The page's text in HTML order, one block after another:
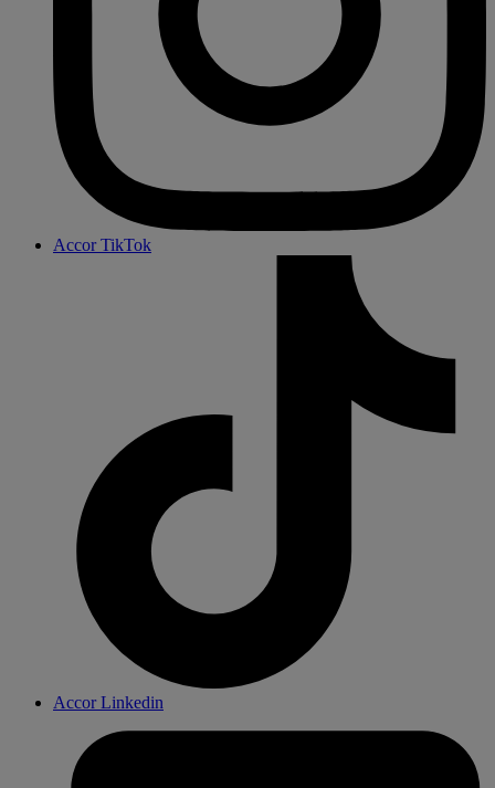
Accor TikTok
Accor Linkedin